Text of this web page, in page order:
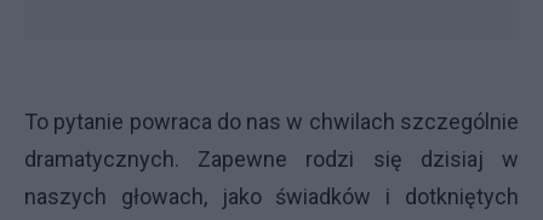
To pytanie powraca do nas w chwilach szczególnie
dramatycznych. Zapewne rodzi się dzisiaj w
naszych głowach, jako świadków i dotkniętych